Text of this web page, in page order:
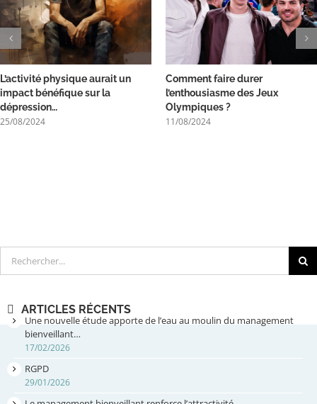
L’activité physique aurait un
impact bénéfique sur la
dépression…
25/08/2024
Comment faire durer
l’enthousiasme des Jeux
Olympiques ?
11/08/2024
Rechercher
ARTICLES RÉCENTS
Une nouvelle étude apporte de l’eau au moulin du management
bienveillant…
17/02/2026
RGPD
29/01/2026